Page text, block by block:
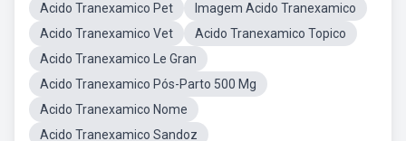
Acido Tranexamico Pet
Imagem Acido Tranexamico
Acido Tranexamico Vet
Acido Tranexamico Topico
Acido Tranexamico Le Gran
Acido Tranexamico Pós-Parto 500 Mg
Acido Tranexamico Nome
Acido Tranexamico Sandoz